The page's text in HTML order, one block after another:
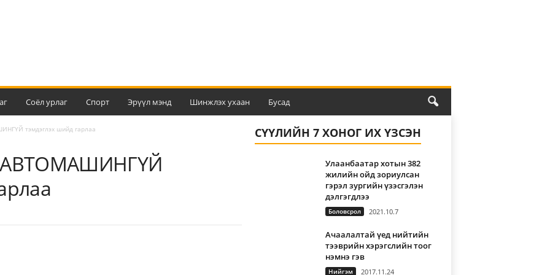
Соёл урлаг Спорт Эрүүл мэнд Шинжлэх ухаан Бусад
тэмдэглэх шийд гарлаа
АВТОМАШИНГҮЙ
СҮҮЛИЙН 7 ХОНОГ ИХ ҮЗСЭН
Улаанбаатар хотын 382
жилийн ойд зориулсан
гэрэл зургийн үзэсгэлэн
дэлгэгдлээ
Боловсрол 2021.10.7
Ачаалалтай үед нийтийн
тээврийн хэрэгслийн тоог
нэмнэ гэв
Нийгэм 2017.11.24